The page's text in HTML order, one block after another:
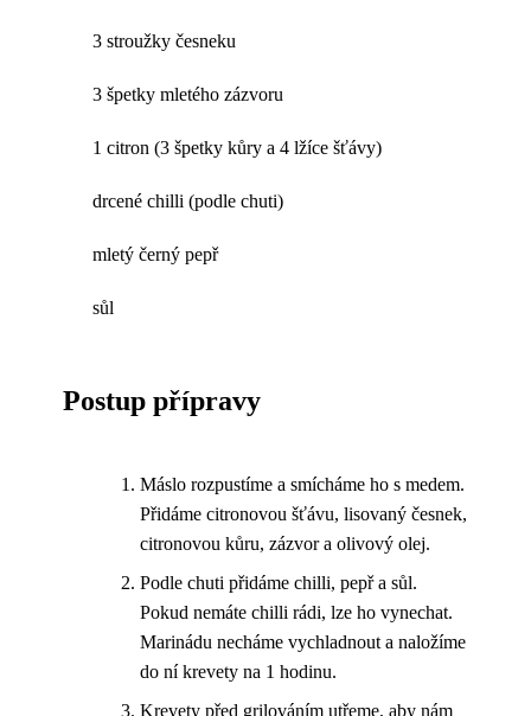
3 stroužky česneku
3 špetky mletého zázvoru
1 citron (3 špetky kůry a 4 lžíce šťávy)
drcené chilli (podle chuti)
mletý černý pepř
sůl
Postup přípravy
Máslo rozpustíme a smícháme ho s medem.
Přidáme citronovou šťávu, lisovaný česnek,
citronovou kůru, zázvor a olivový olej.
Podle chuti přidáme chilli, pepř a sůl.
Pokud nemáte chilli rádi, lze ho vynechat.
Marinádu necháme vychladnout a naložíme
do ní krevety na 1 hodinu.
Krevety před grilováním utřeme, aby nám